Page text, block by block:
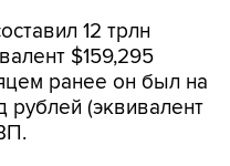
12 трлн
$159,295
ранее он был на
рублей (эквивалент